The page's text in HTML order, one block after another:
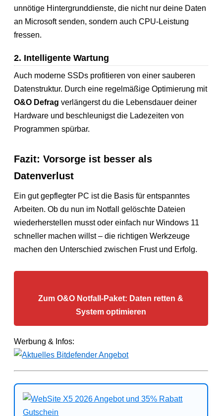
unnötige Hintergrunddienste, die nicht nur deine Daten
an Microsoft senden, sondern auch CPU-Leistung
fressen.
2. Intelligente Wartung
Auch moderne SSDs profitieren von einer sauberen
Datenstruktur. Durch eine regelmäßige Optimierung mit
O&O Defrag verlängerst du die Lebensdauer deiner
Hardware und beschleunigst die Ladezeiten von
Programmen spürbar.
Fazit: Vorsorge ist besser als
Datenverlust
Ein gut gepflegter PC ist die Basis für entspanntes
Arbeiten. Ob du nun im Notfall gelöschte Dateien
wiederherstellen musst oder einfach nur Windows 11
schneller machen willst – die richtigen Werkzeuge
machen den Unterschied zwischen Frust und Erfolg.
Zum O&O Notfall-Paket: Daten retten &
System optimieren
Werbung & Infos: